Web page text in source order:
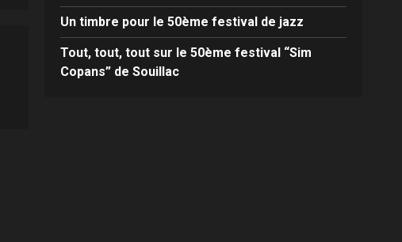
Un timbre pour le 50ème festival de jazz
Tout, tout, tout sur le 50ème festival “Sim
Copans” de Souillac